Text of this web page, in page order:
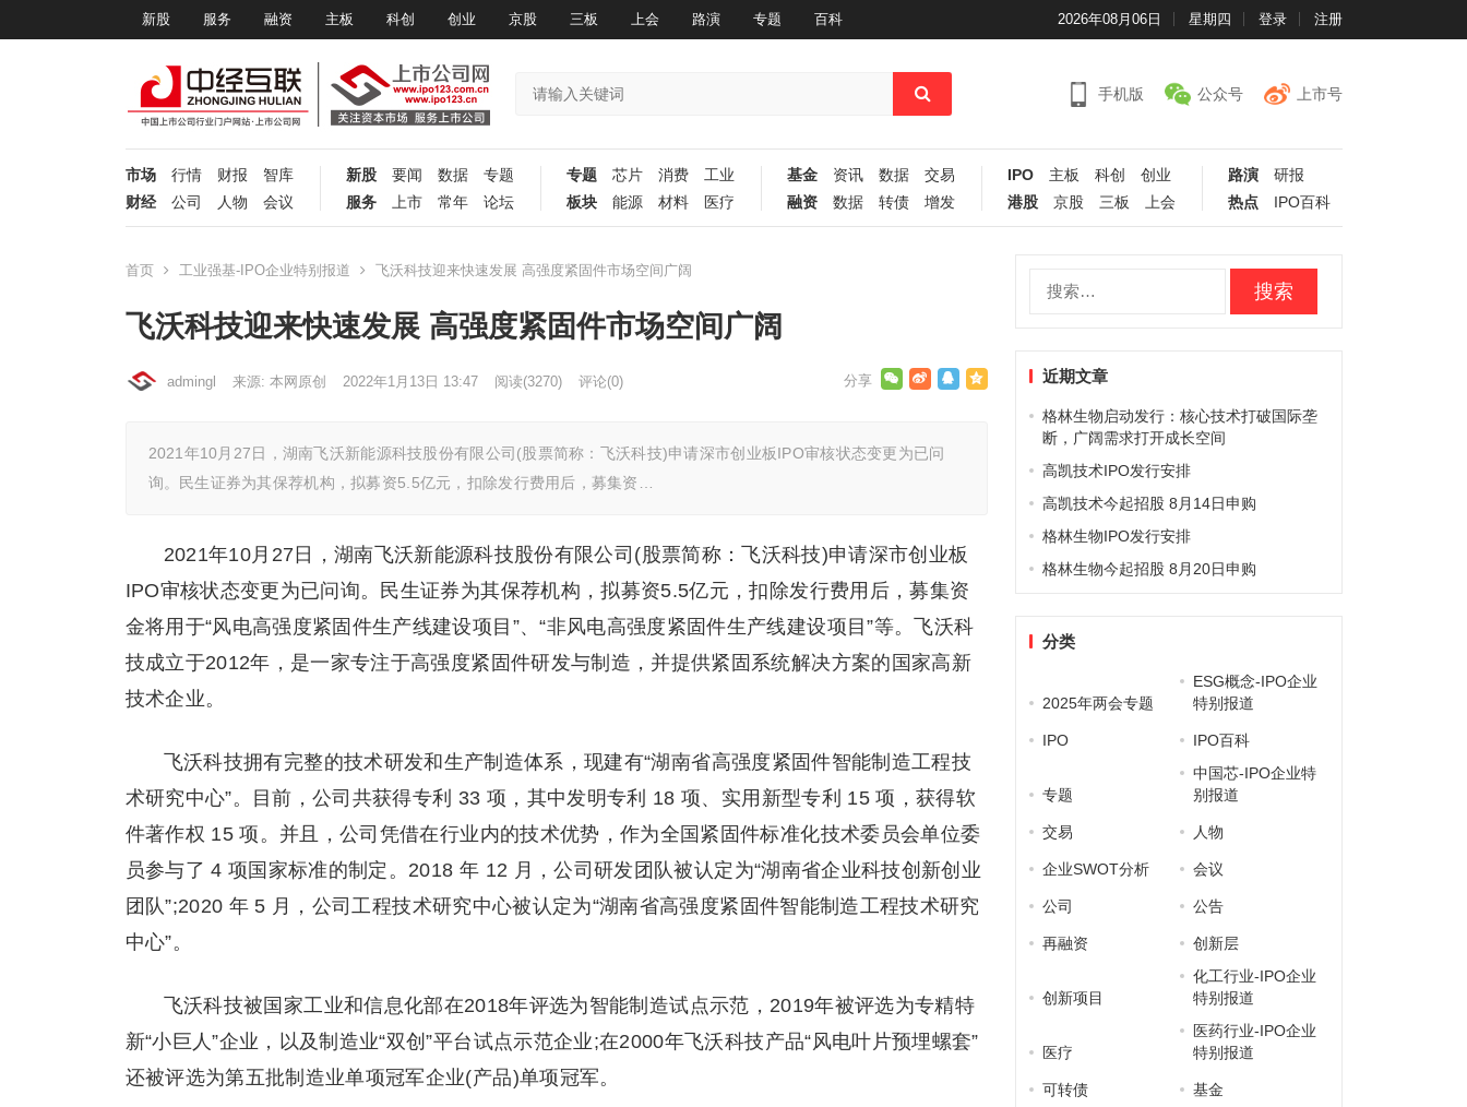
新股 服务 融资 主板 科创 创业 京股 三板 上会 路演 专题 百科 2026年08月06日 星期四 登录 注册
手机版 公众号 上市号
市场 行情 财报
智库
财经
公司 人物 会议
新股 要闻 数据
专题
服务
上市 常年 论坛
专题 芯片 消费
工业
板块
能源 材料 医疗
基金 资讯 数据
交易
融资
数据 转债 增发
IPO 主板 科创
创业
港股
京股 三板 上会
路演
研报
热点
IPO百科
首页 工业强基-IPO企业特别报道 飞沃科技迎来快速发展 高强度紧固件市场空间广阔
飞沃科技迎来快速发展 高强度紧固件市场空间广阔
admingl 来源: 本网原创 2022年1月13日 13:47 阅读(3270) 评论(0)
2021年10月27日，湖南飞沃新能源科技股份有限公司(股票简称：飞沃科技)申请深市创业板IPO审核状态变更为已问
询。民生证券为其保荐机构，拟募资5.5亿元，扣除发行费用后，募集资…
2021年10月27日，湖南飞沃新能源科技股份有限公司(股票简称：飞沃科技)申请深市创业板
IPO审核状态变更为已问询。民生证券为其保荐机构，拟募资5.5亿元，扣除发行费用后，募集资
金将用于“风电高强度紧固件生产线建设项目”、“非风电高强度紧固件生产线建设项目”等。飞沃科
技成立于2012年，是一家专注于高强度紧固件研发与制造，并提供紧固系统解决方案的国家高新
技术企业。
飞沃科技拥有完整的技术研发和生产制造体系，现建有“湖南省高强度紧固件智能制造工程技
术研究中心”。目前，公司共获得专利 33 项，其中发明专利 18 项、实用新型专利 15 项，获得软
件著作权 15 项。并且，公司凭借在行业内的技术优势，作为全国紧固件标准化技术委员会单位委
员参与了 4 项国家标准的制定。2018 年 12 月，公司研发团队被认定为“湖南省企业科技创新创业
团队”;2020 年 5 月，公司工程技术研究中心被认定为“湖南省高强度紧固件智能制造工程技术研究
中心”。
飞沃科技被国家工业和信息化部在2018年评选为智能制造试点示范，2019年被评选为专精特
新“小巨人”企业，以及制造业“双创”平台试点示范企业;在2000年飞沃科技产品“风电叶片预埋螺套”
还被评选为第五批制造业单项冠军企业(产品)单项冠军。
近期文章
格林生物启动发行：核心技术打破国际垄
断，广阔需求打开成长空间
高凯技术IPO发行安排
高凯技术今起招股 8月14日申购
格林生物IPO发行安排
格林生物今起招股 8月20日申购
分类
2025年两会专题
ESG概念-IPO企业
特别报道
IPO IPO百科
专题
中国芯-IPO企业特
别报道
交易 人物
企业SWOT分析 会议
公司 公告
再融资 创新层
创新项目
化工行业-IPO企业
特别报道
医疗
医药行业-IPO企业
特别报道
可转债 基金